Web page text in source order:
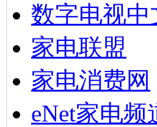
数字电视中
家电联盟
家电消费网
eNet家电频